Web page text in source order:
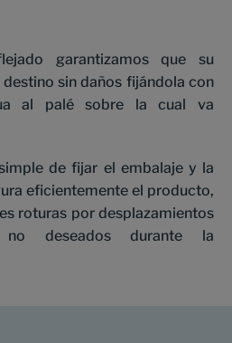
garantizamos que su
sin daños fijándola con
al palé sobre la cual va
de fijar el embalaje y la
eficientemente el producto,
roturas por desplazamientos
deseados durante la